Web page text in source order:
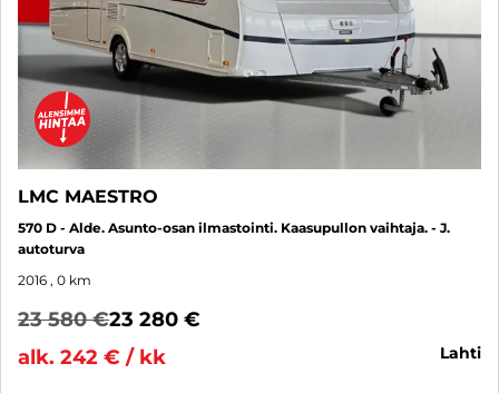
LMC MAESTRO
570 D - Alde. Asunto-osan ilmastointi. Kaasupullon vaihtaja. - J.
autoturva
2016 , 0 km
23 580 €23 280 €
alk. 242 € / kk
lahti